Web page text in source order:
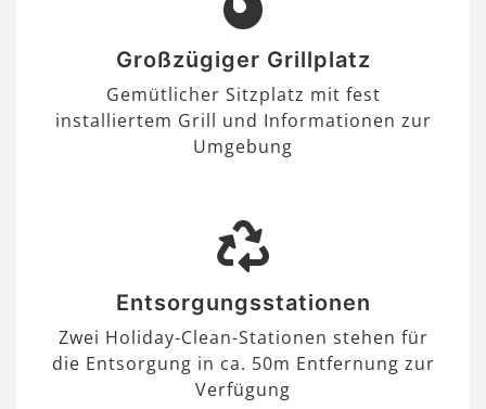
Großzügiger Grillplatz
Gemütlicher Sitzplatz mit fest
installiertem Grill und Informationen zur
Umgebung
Entsorgungsstationen
Zwei Holiday-Clean-Stationen stehen für
die Entsorgung in ca. 50m Entfernung zur
Verfügung